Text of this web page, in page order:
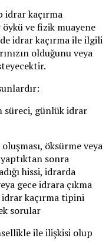
idrar kaçırma
ve fizik muayene
idrar kaçırma ile ilgili
olduğunu veya
süreci, günlük idrar
öksürme veya
sonra
hissi, idrarda
gece idrara çıkma
idrar kaçırma tipini
sorular
ile ilişkisi olup